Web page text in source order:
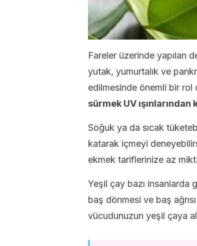
Fareler üzerinde yapılan
yutak, yumurtalık ve
edilmesinde önemli bir rol
sürmek UV
Soğuk ya da sıcak
katarak içmeyi
ekmek tariflerinize az
Yeşil çay bazı insanlarda
baş dönmesi ve baş
vücudunuzun yeşil çaya